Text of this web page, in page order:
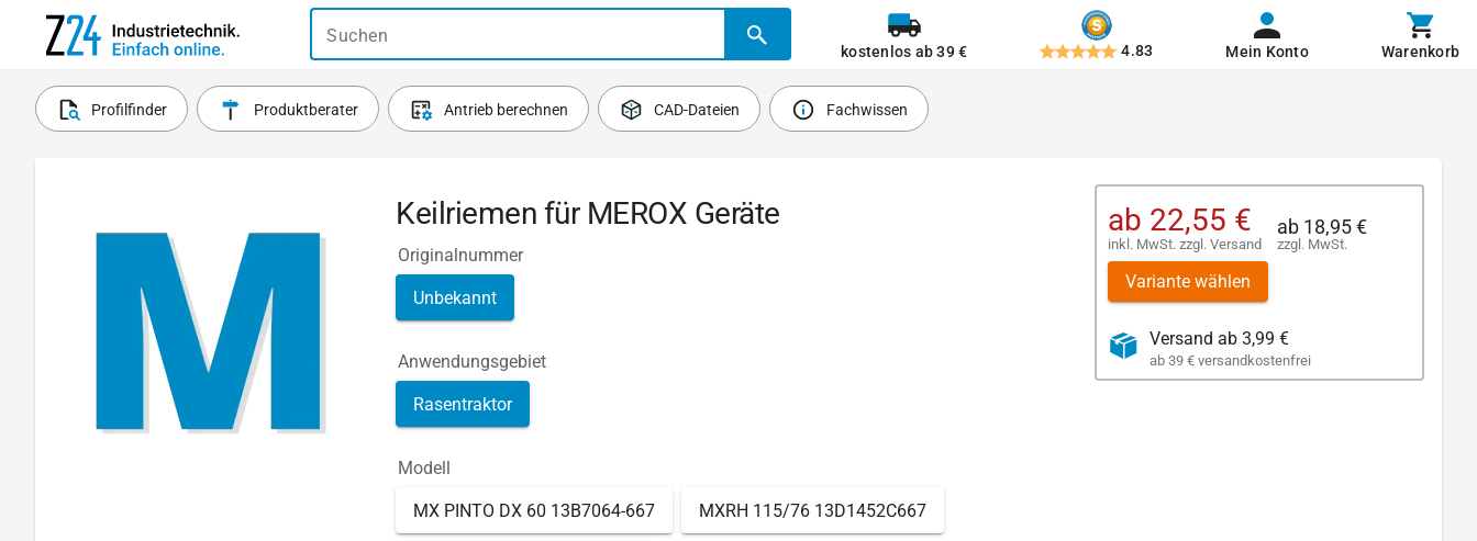
Suchen
kostenlos ab 39 € 4.83 Mein Konto Warenkorb
Profilfinder Produktberater Antrieb berechnen CAD-Dateien Fachwissen
Keilriemen für MEROX Geräte
Originalnummer
Unbekannt
Anwendungsgebiet
Rasentraktor
Modell
MX PINTO DX 60 13B7064-667 MXRH 115/76 13D1452C667
ab 22,55 €
inkl. MwSt. zzgl. Versand
ab 18,95 €
zzgl. MwSt.
Variante wählen
Versand ab 3,99 €
ab 39 € versandkostenfrei